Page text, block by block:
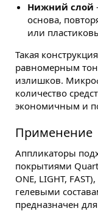
Нижний слой
основа,
или
Такая
равномерным
излишков.
количество
экономичным и
Применение
Аппликаторы
покрытиями
ONE, LIGHT,
гелевыми
предназначен